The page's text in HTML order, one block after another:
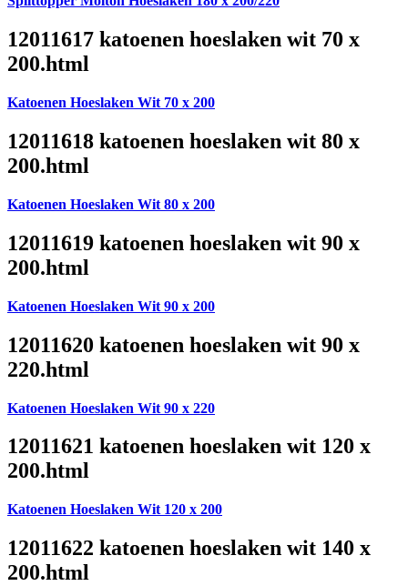
12011617 katoenen hoeslaken wit 70 x
200.html
Katoenen Hoeslaken Wit 70 x 200
12011618 katoenen hoeslaken wit 80 x
200.html
Katoenen Hoeslaken Wit 80 x 200
12011619 katoenen hoeslaken wit 90 x
200.html
Katoenen Hoeslaken Wit 90 x 200
12011620 katoenen hoeslaken wit 90 x
220.html
Katoenen Hoeslaken Wit 90 x 220
12011621 katoenen hoeslaken wit 120 x
200.html
Katoenen Hoeslaken Wit 120 x 200
12011622 katoenen hoeslaken wit 140 x
200.html